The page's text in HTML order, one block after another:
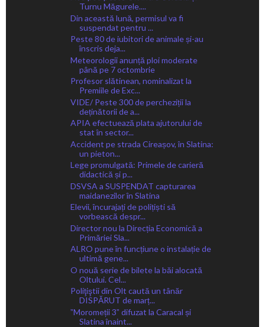
Turnu Măgurele....
Din această lună, permisul va fi
suspendat pentru ...
Peste 80 de iubitori de animale și-au
înscris deja...
Meteorologii anunță ploi moderate
până pe 7 octombrie
Profesor slătinean, nominalizat la
Premiile de Exc...
VIDE/ Peste 300 de percheziții la
deținătorii de a...
APIA efectuează plata ajutorului de
stat în sector...
Accident pe strada Cireașov, în Slatina:
un pieton...
Lege promulgată: Primele de carieră
didactică și p...
DSVSA a SUSPENDAT capturarea
maidanezilor în Slatina
Elevii, încurajați de polițiști să
vorbească despr...
Director nou la Direcția Economică a
Primăriei Sla...
ALRO pune în funcțiune o instalație de
ultimă gene...
O nouă serie de bilete la băi alocată
Oltului. Cel...
Poliţiştii din Olt caută un tânăr
DISPĂRUT de marț...
ˮMoromeții 3ˮ difuzat la Caracal și
Slatina înaint...